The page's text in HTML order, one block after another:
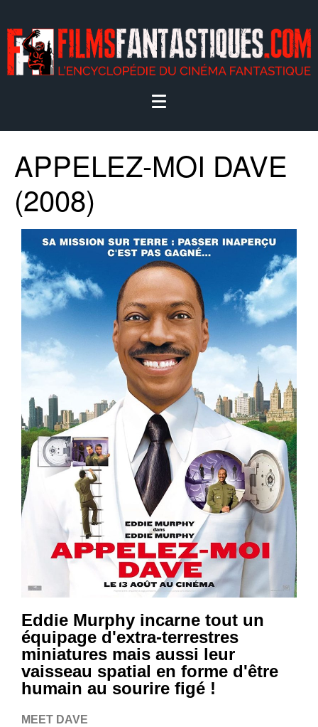
APPELEZ-MOI DAVE
(2008)
Eddie Murphy incarne tout un
équipage d'extra-terrestres
miniatures mais aussi leur
vaisseau spatial en forme d'être
humain au sourire figé !
MEET DAVE